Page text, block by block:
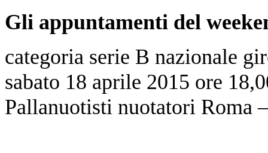
Gli appuntamenti del
categoria serie B nazionale
sabato 18 aprile 2015 ore
Pallanuotisti nuotatori Roma